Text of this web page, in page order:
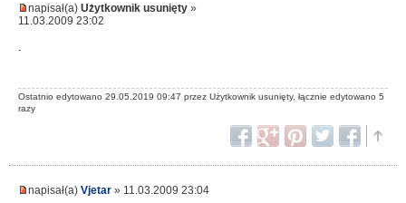
napisał(a) Użytkownik usunięty »
11.03.2009 23:02
Ostatnio edytowano 29.05.2019 09:47 przez Użytkownik usunięty, łącznie edytowano 5
razy
napisał(a) Vjetar » 11.03.2009 23:04